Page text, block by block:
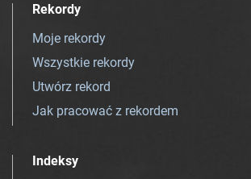
Rekordy
Moje rekordy
Wszystkie rekordy
Utwórz rekord
Jak pracować z rekordem
Indeksy